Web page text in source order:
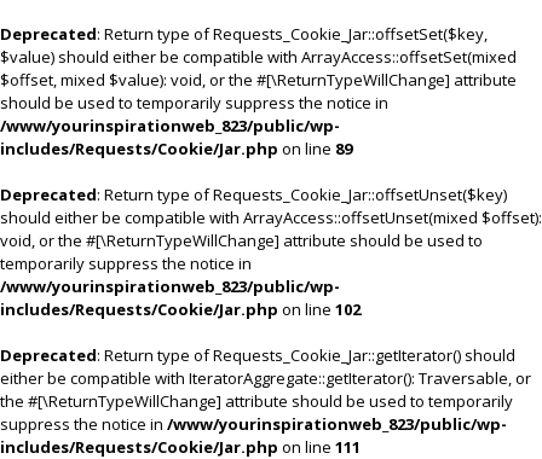
Deprecated: Return type of Requests_Cookie_Jar::offsetSet($key,
$value) should either be compatible with ArrayAccess::offsetSet(mixed
$offset, mixed $value): void, or the #[\ReturnTypeWillChange] attribute
should be used to temporarily suppress the notice in
/www/yourinspirationweb_823/public/wp-
includes/Requests/Cookie/Jar.php on line 89
Deprecated: Return type of Requests_Cookie_Jar::offsetUnset($key)
should either be compatible with ArrayAccess::offsetUnset(mixed $offset):
void, or the #[\ReturnTypeWillChange] attribute should be used to
temporarily suppress the notice in
/www/yourinspirationweb_823/public/wp-
includes/Requests/Cookie/Jar.php on line 102
Deprecated: Return type of Requests_Cookie_Jar::getIterator() should
either be compatible with IteratorAggregate::getIterator(): Traversable, or
the #[\ReturnTypeWillChange] attribute should be used to temporarily
suppress the notice in /www/yourinspirationweb_823/public/wp-
includes/Requests/Cookie/Jar.php on line 111